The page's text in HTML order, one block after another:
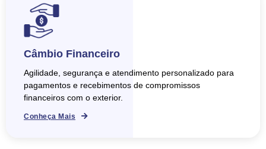
Câmbio Financeiro
Agilidade, segurança e atendimento personalizado para
pagamentos e recebimentos de compromissos
financeiros com o exterior.
Conheça Mais